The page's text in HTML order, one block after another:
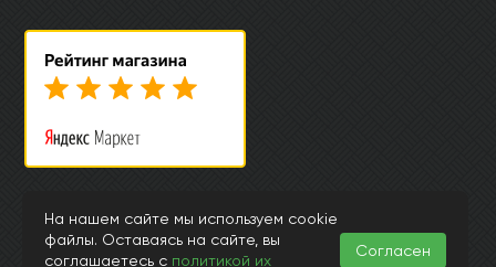
© Интернет магазин laminat-aquafloor.ru 2015-2026
Информация, представленная на страницах данного сайта, носит
исключительно ознакомительный характер и ни при каких
На нашем сайте мы используем cookie
файлы. Оставаясь на сайте, вы
соглашаетесь с политикой их
Согласен